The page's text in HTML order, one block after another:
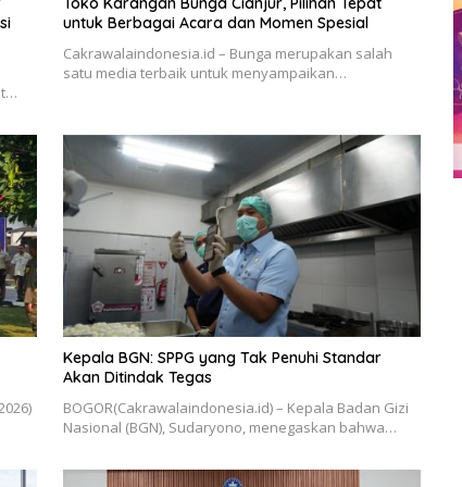
untuk Berbagai Acara dan Momen Spesial
Cakrawalaindonesia.id – Bunga merupakan salah
satu media terbaik untuk menyampaikan…
Kepala BGN: SPPG yang Tak Penuhi Standar
Akan Ditindak Tegas
BOGOR(Cakrawalaindonesia.id) – Kepala Badan Gizi
Nasional (BGN), Sudaryono, menegaskan bahwa…